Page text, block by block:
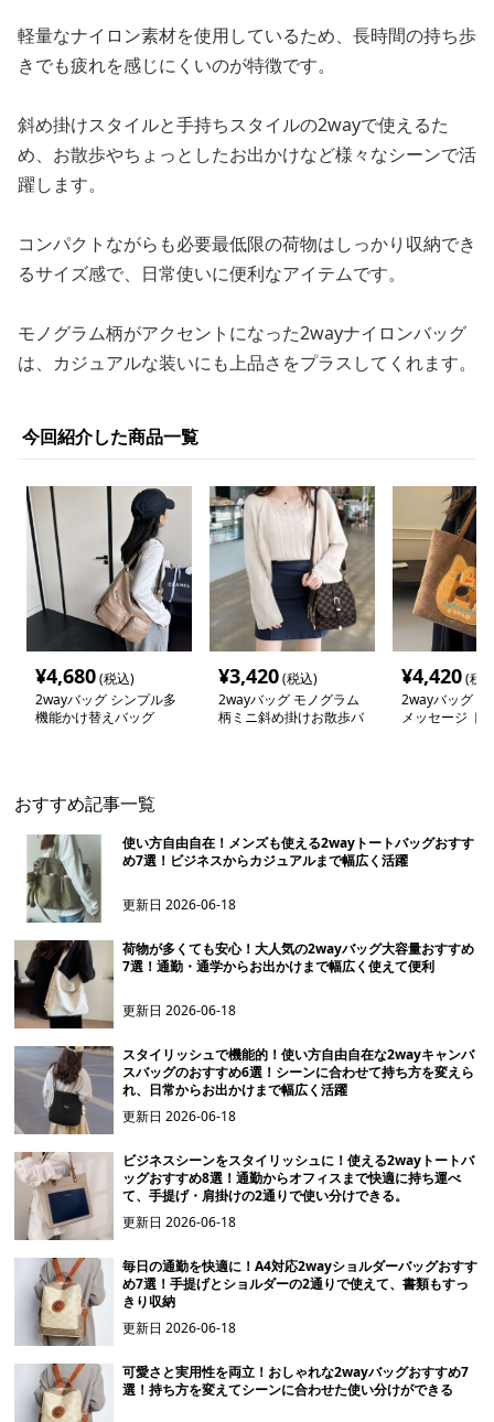
軽量なナイロン素材を使用しているため、長時間の持ち歩
きでも疲れを感じにくいのが特徴です。
斜め掛けスタイルと手持ちスタイルの2wayで使えるた
め、お散歩やちょっとしたお出かけなど様々なシーンで活
躍します。
コンパクトながらも必要最低限の荷物はしっかり収納でき
るサイズ感で、日常使いに便利なアイテムです。
モノグラム柄がアクセントになった2wayナイロンバッグ
は、カジュアルな装いにも上品さをプラスしてくれます。
今回紹介した商品一覧
¥4,680(税込)
2wayバッグ シンプル多
機能かけ替えバッグ
¥3,420(税込)
2wayバッグ モノグラム
柄ミニ斜め掛けお散歩バ
¥4,420(税
2wayバッグ ネ
メッセージ ト
おすすめ記事一覧
使い方自由自在！メンズも使える2wayトートバッグおすす
め7選！ビジネスからカジュアルまで幅広く活躍
更新日2026-06-18
荷物が多くても安心！大人気の2wayバッグ大容量おすすめ
7選！通勤・通学からお出かけまで幅広く使えて便利
更新日2026-06-18
スタイリッシュで機能的！使い方自由自在な2wayキャンバ
スバッグのおすすめ6選！シーンに合わせて持ち方を変えら
れ、日常からお出かけまで幅広く活躍
更新日2026-06-18
ビジネスシーンをスタイリッシュに！使える2wayトートバ
ッグおすすめ8選！通勤からオフィスまで快適に持ち運べ
て、手提げ・肩掛けの2通りで使い分けできる。
更新日2026-06-18
毎日の通勤を快適に！A4対応2wayショルダーバッグおすす
め7選！手提げとショルダーの2通りで使えて、書類もすっ
きり収納
更新日2026-06-18
可愛さと実用性を両立！おしゃれな2wayバッグおすすめ7
選！持ち方を変えてシーンに合わせた使い分けができる